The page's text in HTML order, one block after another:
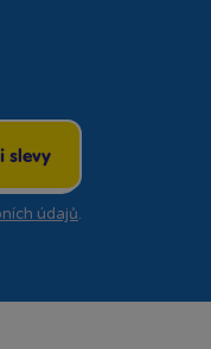
slevy
údajů.